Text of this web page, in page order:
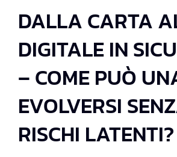
DALLA CARTA
DIGITALE IN
– COME PUÒ
EVOLVERSI
RISCHI LATENTI?